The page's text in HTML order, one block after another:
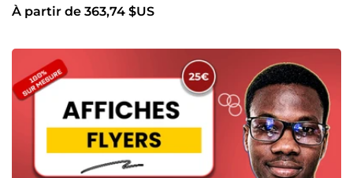
À partir de 363,74 $US